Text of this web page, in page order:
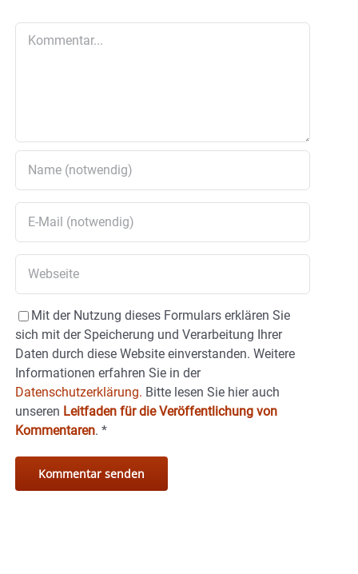
Mit der Nutzung dieses Formulars erklären Sie
sich mit der Speicherung und Verarbeitung Ihrer
Daten durch diese Website einverstanden. Weitere
Informationen erfahren Sie in der
Datenschutzerklärung. Bitte lesen Sie hier auch
unseren Leitfaden für die Veröffentlichung von
Kommentaren. *